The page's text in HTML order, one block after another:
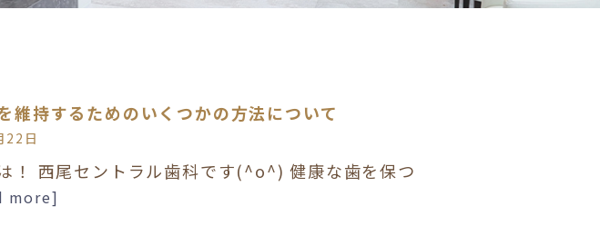
維持するためのいくつかの方法について
22日
！ 西尾セントラル歯科です(^o^) 健康な歯を保つ
more]